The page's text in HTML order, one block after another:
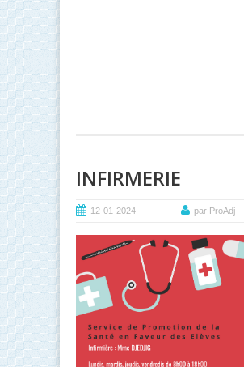
INFIRMERIE
12-01-2024 par ProAdj